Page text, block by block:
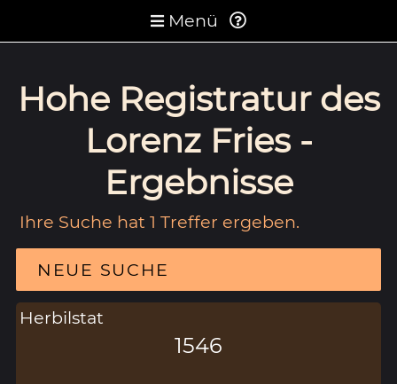
Menü
Hohe Registratur des
Lorenz Fries -
Ergebnisse
Ihre Suche hat 1 Treffer ergeben.
NEUE SUCHE
Herbilstat
1546